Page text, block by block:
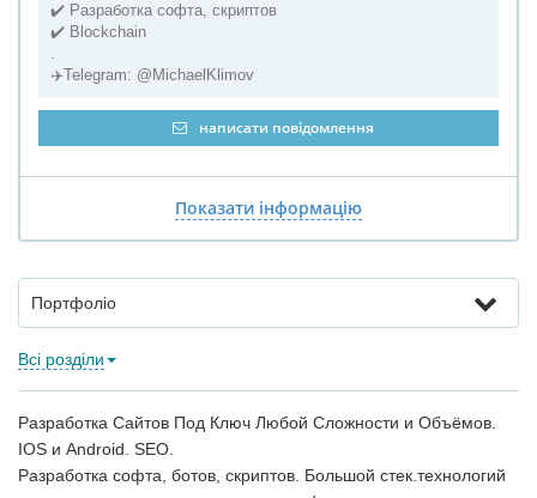
✔️ Разработка софта, скриптов
✔️ Blockchain
.
✈️Telegram: @MichaelKlimov
написати повідомлення
Показати інформацію
Портфоліо
Всі розділи
Разработка Сайтов Под Ключ Любой Сложности и Объёмов.
IOS и Android. SEO.
Разработка софта, ботов, скриптов. Большой стек.технологий